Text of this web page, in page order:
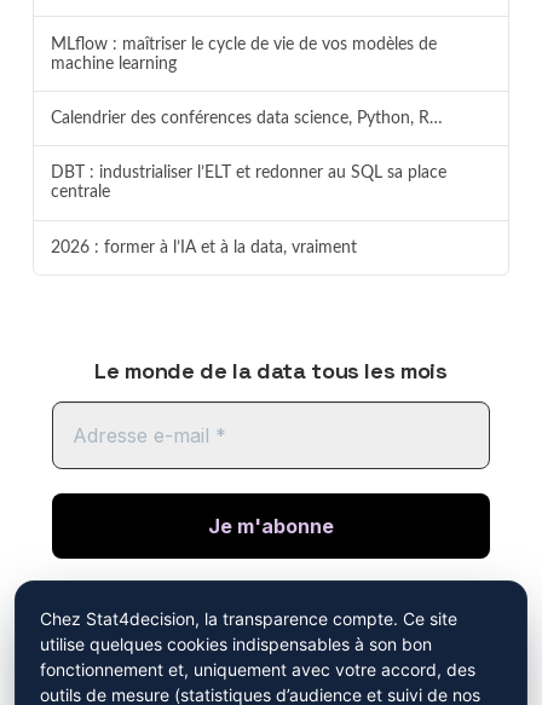
MLflow : maîtriser le cycle de vie de vos modèles de
machine learning
Calendrier des conférences data science, Python, R…
DBT : industrialiser l’ELT et redonner au SQL sa place
centrale
2026 : former à l’IA et à la data, vraiment
Le monde de la data tous les mois
de recevoir notre newsletter. Vous avez pris
connaissance de notrepolitique de
confidentialité .
Chez Stat4decision, la transparence compte. Ce site
utilise quelques cookies indispensables à son bon
fonctionnement et, uniquement avec votre accord, des
outils de mesure (statistiques d’audience et suivi de nos